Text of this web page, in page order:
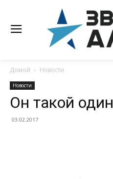
Домой Новости
Новости
Он такой один
03.02.2017